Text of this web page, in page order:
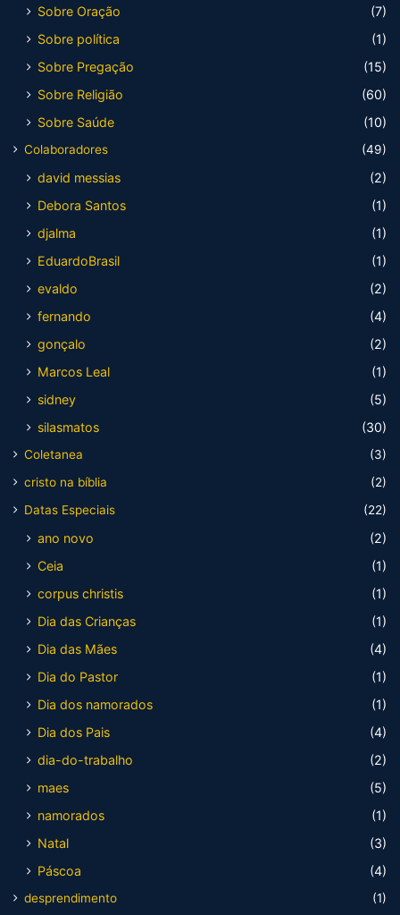
Sobre Oração
(7)
Sobre política
(1)
Sobre Pregação
(15)
Sobre Religião
(60)
Sobre Saúde
(10)
Colaboradores (49)
david messias
(2)
Debora Santos
(1)
djalma
(1)
EduardoBrasil
(1)
evaldo
(2)
fernando
(4)
gonçalo
(2)
Marcos Leal
(1)
sidney
(5)
silasmatos
(30)
Coletanea
(3)
cristo na bíblia
(2)
Datas Especiais
(22)
ano novo
(2)
Ceia
(1)
corpus christis
(1)
Dia das Crianças
(1)
Dia das Mães
(4)
Dia do Pastor
(1)
Dia dos namorados
(1)
Dia dos Pais
(4)
dia-do-trabalho
(2)
maes
(5)
namorados
(1)
Natal
(3)
Páscoa
(4)
desprendimento (1)